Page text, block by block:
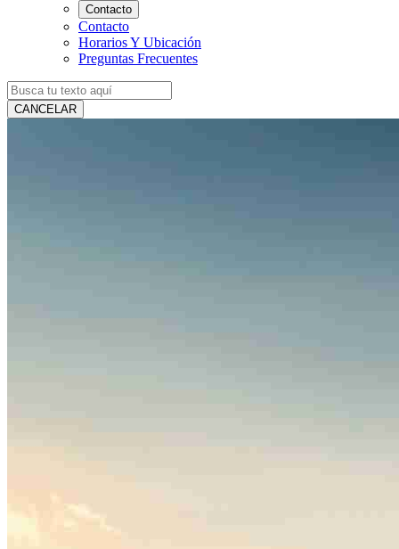
Contacto
Contacto
Horarios Y Ubicación
Preguntas Frecuentes
CANCELAR